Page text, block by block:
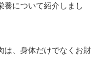
養について紹介しまし
は、身体だけでなくお財